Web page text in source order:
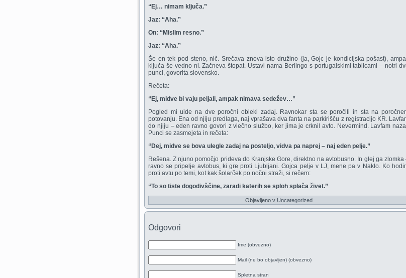
“Ej… nimam ključa.”
Jaz: “Aha.”
On: “Mislim resno.”
Jaz: “Aha.”
Še en tek pod steno, nič. Srečava znova isto družino (ja, Gojc je kondicijska pošast),
ključa še vedno ni. Začneva štopat. Ustavi nama Berlingo s portugalskimi tablicami – notri
punci, govorita slovensko.
Rečeta:
“Ej, midve bi vaju peljali, ampak nimava sedežev…”
Pogled mi uide na dve poročni obleki zadaj. Ravnokar sta se poročili in sta na
potovanju. Ena od njiju predlaga, naj vprašava dva fanta na parkirišču z registracijo KR.
do njiju – eden ravno govori z vlečno službo, ker jima je crknil avto. Nevermind. Lavfam
Punci se zasmejeta in rečeta:
“Dej, midve se bova ulegle zadaj na posteljo, vidva pa naprej – naj eden pelje.”
Rešena. Z njuno pomočjo prideva do Kranjske Gore, direktno na avtobusno. In glej ga zlomka
ravno se pripelje avtobus, ki gre proti Ljubljani. Gojca pelje v LJ, mene pa v Naklo. Ko
proti avtu po temi, kot kak šolarček po nočni straži, si rečem:
“To so tiste dogodivščine, zaradi katerih se sploh splača živet.”
Objavljeno v Uncategorized
Odgovori
Ime (obvezno)
Mail (ne bo objavljen) (obvezno)
Spletna stran